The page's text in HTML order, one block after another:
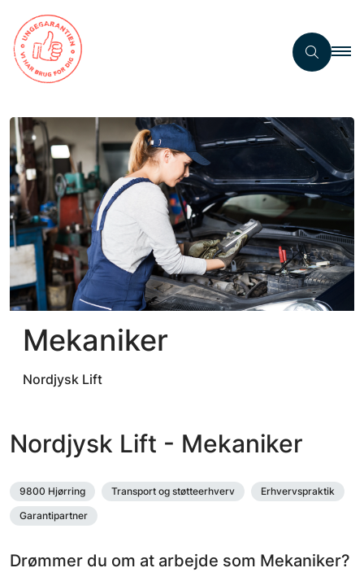
Mekaniker
Nordjysk Lift
Nordjysk Lift - Mekaniker
9800 Hjørring Transport og støtteerhverv
Erhvervspraktik
Garantipartner
Drømmer du om at arbejde som Mekaniker?